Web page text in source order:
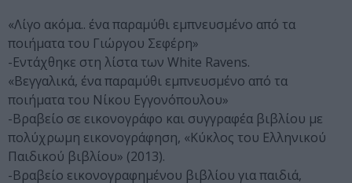
«Λίγο ακόμα.. ένα παραμύθι εμπνευσμένο από τα
ποιήματα του Γιώργου Σεφέρη»
-Εντάχθηκε στη λίστα των White Ravens.
«Βεγγαλικά, ένα παραμύθι εμπνευσμένο από τα
ποιήματα του Νίκου Εγγονόπουλου»
-Βραβείο σε εικονογράφο και συγγραφέα βιβλίου με
πολύχρωμη εικονογράφηση, «Κύκλος του Ελληνικού
Παιδικού βιβλίου» (2013).
-Βραβείο εικονογραφημένου βιβλίου για παιδιά,